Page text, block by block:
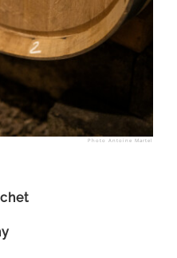
Photo Antoine Martel